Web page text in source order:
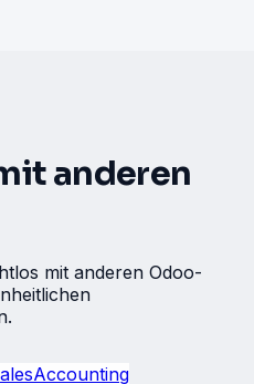
anderen
mit anderen Odoo-
Accounting